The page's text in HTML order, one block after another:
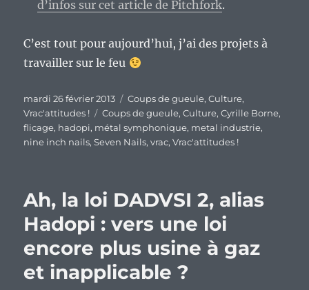
d’infos sur cet article de Pitchfork.
C’est tout pour aujourd’hui, j’ai des projets à
travailler sur le feu
Publié
le
mardi 26 février 2013 Catégories
Coups de gueule,Culture,
Vrac'attitudes !
Étiquettes
Coups de gueule,Culture,Cyrille Borne,
flicage, hadopi, métal symphonique, metal industrie,
nine inch nails,Seven Nails,vrac,Vrac'attitudes !
Ah, la loi DADVSI 2, alias
Hadopi : vers une loi
encore plus usine à gaz
et inapplicable ?